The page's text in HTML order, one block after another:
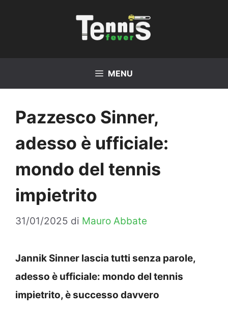
MENU
Pazzesco Sinner,
adesso è ufficiale:
mondo del tennis
impietrito
31/01/2025 di Mauro Abbate
Jannik Sinner lascia tutti senza parole,
adesso è ufficiale: mondo del tennis
impietrito, è successo davvero